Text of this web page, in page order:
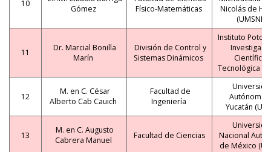
10
Gómez
Físico-Matemáticas
Nicolás de
(UMSNH)
11
Dr. Marcial Bonilla
Marín
División de Control y
Sistemas Dinámicos
Instituto
Científica y
Tecnológica
12
M. en C. César
Alberto Cab Cauich
Facultad de
Ingeniería
Autónoma
Yucatán
13
M. en C. Augusto
Cabrera Manuel
Facultad de Ciencias
Nacional
de México